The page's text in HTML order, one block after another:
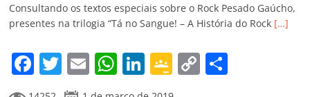
k ss
ro
o
m
ar
Consultando os textos especiais sobre o Rock Pesado Gaúcho,
presentes na trilogia “Tá no Sangue! – A História do Rock […]
F
a
T
w
E
m
W Li
n
G
o
C